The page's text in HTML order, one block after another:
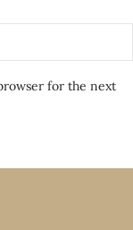
for the next